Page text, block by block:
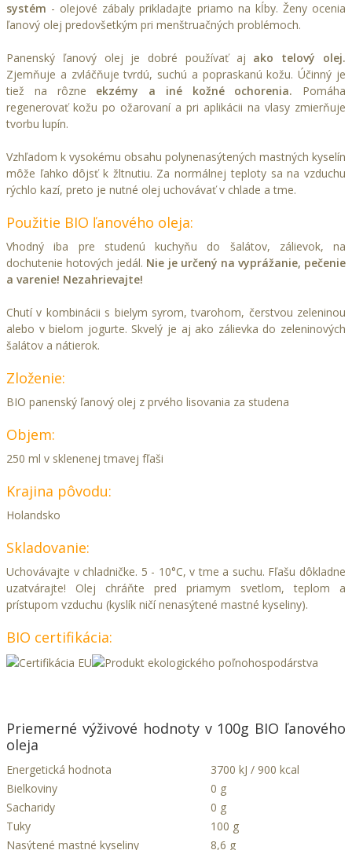
systém - olejové zábaly prikladajte priamo na kĺby. Ženy ocenia
ľanový olej predovšetkým pri menštruačných problémoch.
Panenský ľanový olej je dobré používať aj ako telový olej.
Zjemňuje a zvláčňuje tvrdú, suchú a popraskanú kožu. Účinný je
tiež na rôzne ekzémy a iné kožné ochorenia. Pomáha
regenerovať kožu po ožarovaní a pri aplikácii na vlasy zmierňuje
tvorbu lupín.
Vzhľadom k vysokému obsahu polynenasýtených mastných kyselín
môže ľahko dôjsť k žltnutiu. Za normálnej teploty sa na vzduchu
rýchlo kazí, preto je nutné olej uchovávať v chlade a tme.
Použitie BIO ľanového oleja:
Vhodný iba pre studenú kuchyňu do šalátov, zálievok, na
dochutenie hotových jedál. Nie je určený na vyprážanie, pečenie
a varenie! Nezahrievajte!
Chutí v kombinácii s bielym syrom, tvarohom, čerstvou zeleninou
alebo v bielom jogurte. Skvelý je aj ako zálievka do zeleninových
šalátov a nátierok.
Zloženie:
BIO panenský ľanový olej z prvého lisovania za studena
Objem:
250 ml v sklenenej tmavej fľaši
Krajina pôvodu:
Holandsko
Skladovanie:
Uchovávajte v chladničke. 5 - 10°C, v tme a suchu. Fľašu dôkladne
uzatvárajte! Olej chráňte pred priamym svetlom, teplom a
prístupom vzduchu (kyslík ničí nenasýtené mastné kyseliny).
BIO certifikácia:
Priemerné výživové hodnoty v 100g BIO ľanového
oleja
Energetická hodnota
3700 kJ / 900 kcal
Bielkoviny
0 g
Sacharidy
0 g
Tuky
100 g
Nasýtené mastné kyseliny
8,6 g